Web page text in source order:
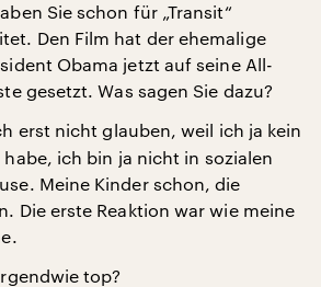
Sie schon für „Transit“
Den Film hat der ehemalige
Obama jetzt auf seine All-
gesetzt. Was sagen Sie dazu?
erst nicht glauben, weil ich ja kein
ich bin ja nicht in sozialen
Meine Kinder schon, die
Die erste Reaktion war wie meine
top?